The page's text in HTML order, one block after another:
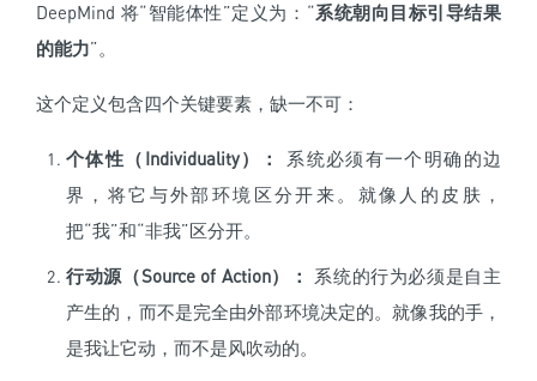
DeepMind 将“智能体性”定义为：“系统朝向目标引导结果
的能力”。
这个定义包含四个关键要素，缺一不可：
个体性（Individuality）：
系统必须有一个明确的边
界，将它与外部环境区分开来。就像人的皮肤，
把“我”和“非我”区分开。
行动源（Source of Action）：
系统的行为必须是自主
产生的，而不是完全由外部环境决定的。就像我的手，
是我让它动，而不是风吹动的。